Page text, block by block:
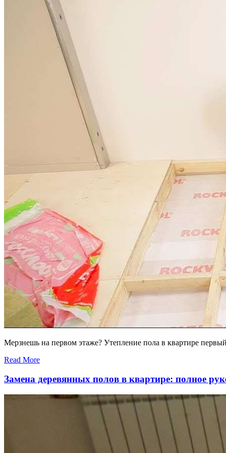
Мерзнешь на первом этаже? Утепление пола в квартире
Read More
Замена деревянных полов в квартире: полное